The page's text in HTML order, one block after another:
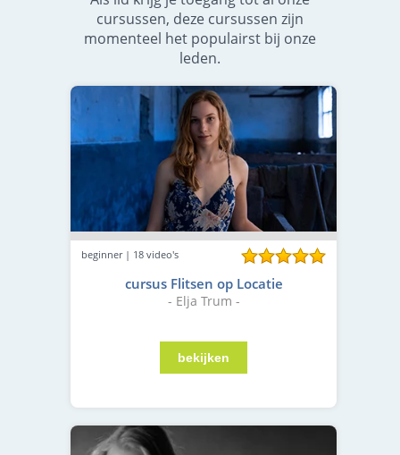
cursussen, deze cursussen zijn
momenteel het populairst bij onze
leden.
beginner | 18 video's
cursus Flitsen op Locatie
- Elja Trum -